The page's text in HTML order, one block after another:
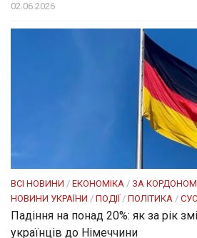
02.06.2026
ВСІ НОВИНИ / ЕКОНОМІКА / ЗА КОРДОНОМ
НОВИНИ УКРАЇНИ / ПОДІЇ / ПОЛІТИКА /
Падіння на понад 20%: як за рік
українців до Німеччини